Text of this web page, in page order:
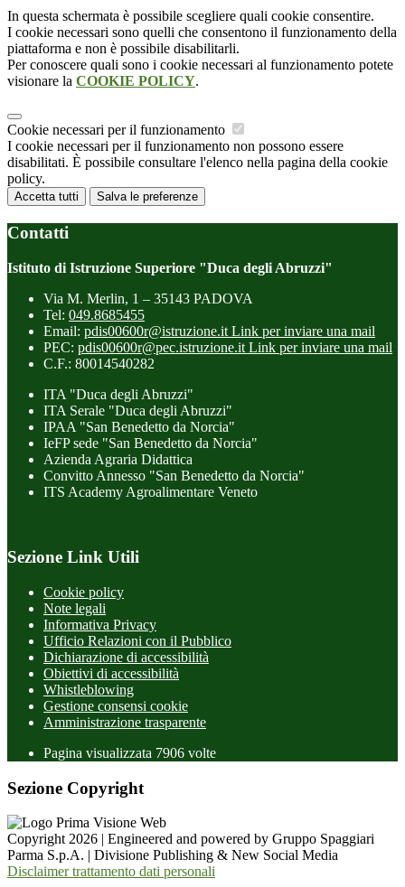
In questa schermata è possibile scegliere quali cookie consentire.
I cookie necessari sono quelli che consentono il funzionamento della
piattaforma e non è possibile disabilitarli.
Per conoscere quali sono i cookie necessari al funzionamento potete
visionare la COOKIE POLICY.
Cookie necessari per il funzionamento
I cookie necessari per il funzionamento non possono essere
disabilitati. È possibile consultare l'elenco nella pagina della cookie
policy.
Accetta tutti Salva le preferenze
Contatti
Istituto di Istruzione Superiore "Duca degli Abruzzi"
Via M. Merlin, 1 – 35143 PADOVA
Tel: 049.8685455
Email: pdis00600r@istruzione.it Link per inviare una mail
PEC: pdis00600r@pec.istruzione.it Link per inviare una mail
C.F.: 80014540282
ITA "Duca degli Abruzzi"
ITA Serale "Duca degli Abruzzi"
IPAA "San Benedetto da Norcia"
IeFP sede "San Benedetto da Norcia"
Azienda Agraria Didattica
Convitto Annesso "San Benedetto da Norcia"
ITS Academy Agroalimentare Veneto
Sezione Link Utili
Cookie policy
Note legali
Informativa Privacy
Ufficio Relazioni con il Pubblico
Dichiarazione di accessibilità
Obiettivi di accessibilità
Whistleblowing
Gestione consensi cookie
Amministrazione trasparente
Pagina visualizzata 7906 volte
Sezione Copyright
Copyright 2026 | Engineered and powered by Gruppo Spaggiari
Parma S.p.A. | Divisione Publishing & New Social Media
Disclaimer trattamento dati personali